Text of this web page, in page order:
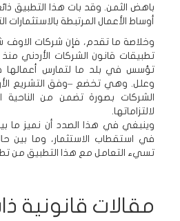
باهض الثمن. وقد بات هذا التطبيق
أوساط الأعمال المرتبطة بالاستثمارات
وخلاصة ما تقدم، فإن شركات الاوف
تؤسس في بلد ما لتمارس أعمالها
وعلل. وهي تخضع –وفق التشريع
الشركات بصورة تضمن من الناحية
لالتزاماتها.
وينبغي في هذا الصدد أن نميز ما
في استقطاب الاستثمار، وما بين
تسيء التعامل مع هذا التطبيق من
مقالات قانونية